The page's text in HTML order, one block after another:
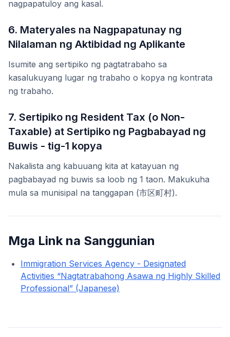
nagpapatuloy ang kasal.
6. Materyales na Nagpapatunay ng
Nilalaman ng Aktibidad ng Aplikante
Isumite ang sertipiko ng pagtatrabaho sa
kasalukuyang lugar ng trabaho o kopya ng kontrata
ng trabaho.
7. Sertipiko ng Resident Tax (o Non-
Taxable) at Sertipiko ng Pagbabayad ng
Buwis - tig-1 kopya
Nakalista ang kabuuang kita at katayuan ng
pagbabayad ng buwis sa loob ng 1 taon. Makukuha
mula sa munisipal na tanggapan (市区町村).
Mga Link na Sanggunian
Immigration Services Agency - Designated
Activities “Nagtatrabahong Asawa ng Highly Skilled
Professional” (Japanese)